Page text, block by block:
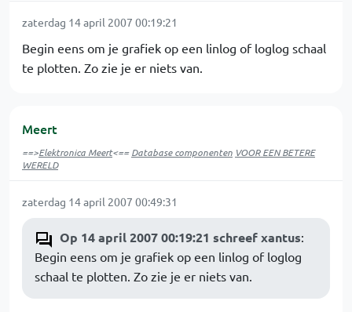
zaterdag 14 april 2007 00:19:21
Begin eens om je grafiek op een linlog of loglog schaal
te plotten. Zo zie je er niets van.
Meert
==>Elektronica Meert<==Database componenten VOOR EEN BETERE
WERELD
zaterdag 14 april 2007 00:49:31
Op 14 april 2007 00:19:21 schreef xantus:
Begin eens om je grafiek op een linlog of loglog
schaal te plotten. Zo zie je er niets van.